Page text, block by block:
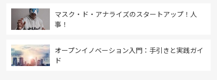
マスク・ド・アナライズのスタートアップ！人
事！
オープンイノベーション入門：手引きと実践ガイ
ド